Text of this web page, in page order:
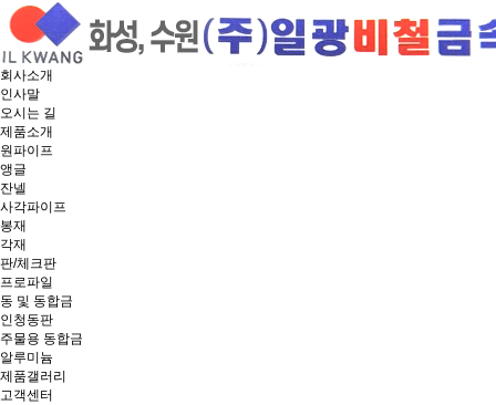
회사소개
인사말
오시는 길
제품소개
원파이프
앵글
잔넬
사각파이프
봉재
각재
판/체크판
프로파일
동 및 동합금
인청동판
주물용 동합금
알루미늄
제품갤러리
고객센터